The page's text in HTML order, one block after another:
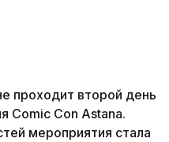
проходит второй день
Comic Con Astana.
мероприятия стала